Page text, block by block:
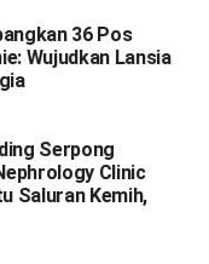
36 Pos
Wujudkan Lansia
Serpong
Clinic
Saluran Kemih,